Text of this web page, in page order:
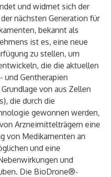
und widmet sich der
nächsten Generation für
bekannt als
ist es, eine neue
zu stellen, um
die die aktuellen
und Gentherapien
von aus Zellen
die durch die
gewonnen werden,
Arzneimittelträgern eine
von Medikamenten an
und eine
und
Die BioDrone®-